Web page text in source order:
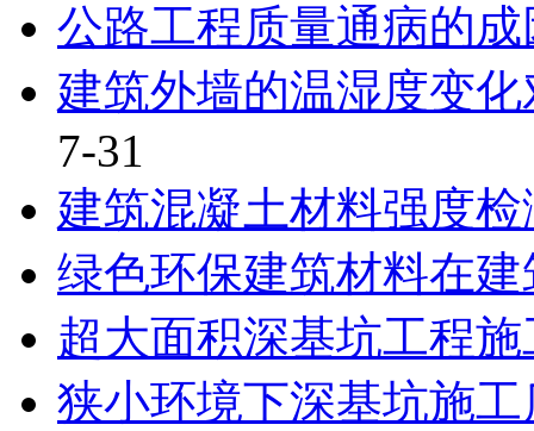
公路工程质量通病的
建筑外墙的温湿度变
7-31
建筑混凝土材料强度
绿色环保建筑材料在
超大面积深基坑工程
狭小环境下深基坑施